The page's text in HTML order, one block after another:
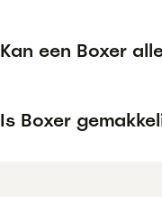
Kan een Boxer
Is Boxer